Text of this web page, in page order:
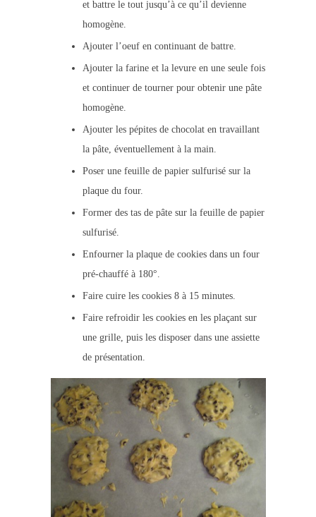
et battre le tout jusqu’à ce qu’il devienne
homogène.
Ajouter l’oeuf en continuant de battre.
Ajouter la farine et la levure en une seule fois
et continuer de tourner pour obtenir une pâte
homogène.
Ajouter les pépites de chocolat en travaillant
la pâte, éventuellement à la main.
Poser une feuille de papier sulfurisé sur la
plaque du four.
Former des tas de pâte sur la feuille de papier
sulfurisé.
Enfourner la plaque de cookies dans un four
pré-chauffé à 180°.
Faire cuire les cookies 8 à 15 minutes.
Faire refroidir les cookies en les plaçant sur
une grille, puis les disposer dans une assiette
de présentation.